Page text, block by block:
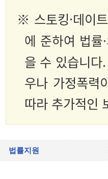
※ 스토킹·데이
에 준하여 법률·
을 수 있습니다
우나 가정폭력
따라 추가적인
법률지원